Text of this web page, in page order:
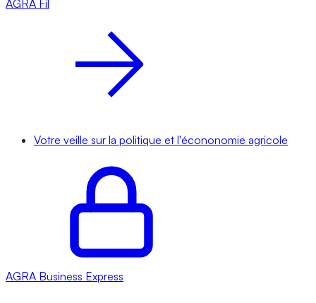
AGRA Fil
Votre veille sur la politique et l'écononomie agricole
AGRA Business Express